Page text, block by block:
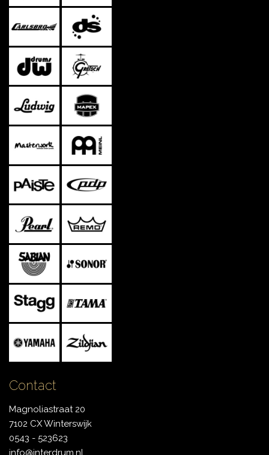
Contact
Magnoliastraat 20
7102 CX Winterswijk
0543 - 523623
info@interdrum.nl